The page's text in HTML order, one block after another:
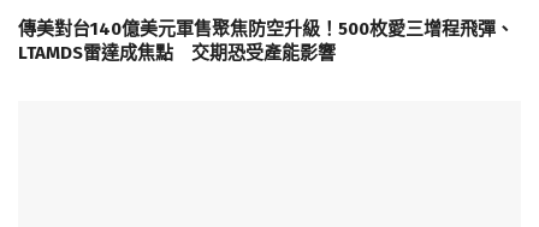
傳美對台140億美元軍售聚焦防空升級！500枚愛三增程飛彈、
LTAMDS雷達成焦點 交期恐受產能影響